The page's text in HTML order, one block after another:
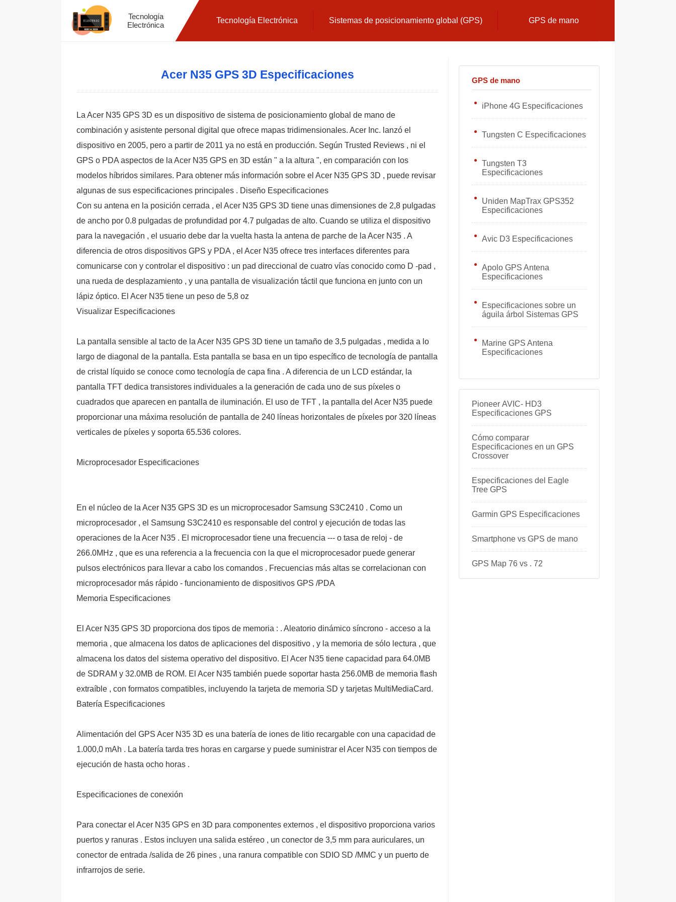
Tecnología
Electrónica
Tecnología Electrónica Sistemas de posicionamiento global (GPS) GPS de mano
Acer N35 GPS 3D Especificaciones
La Acer N35 GPS 3D es un dispositivo de sistema de posicionamiento global de mano de
combinación y asistente personal digital que ofrece mapas tridimensionales. Acer Inc. lanzó el
dispositivo en 2005, pero a partir de 2011 ya no está en producción. Según Trusted Reviews , ni el
GPS o PDA aspectos de la Acer N35 GPS en 3D están " a la altura ", en comparación con los
modelos híbridos similares. Para obtener más información sobre el Acer N35 GPS 3D , puede revisar
algunas de sus especificaciones principales . Diseño Especificaciones
Con su antena en la posición cerrada , el Acer N35 GPS 3D tiene unas dimensiones de 2,8 pulgadas
de ancho por 0.8 pulgadas de profundidad por 4.7 pulgadas de alto. Cuando se utiliza el dispositivo
para la navegación , el usuario debe dar la vuelta hasta la antena de parche de la Acer N35 . A
diferencia de otros dispositivos GPS y PDA , el Acer N35 ofrece tres interfaces diferentes para
comunicarse con y controlar el dispositivo : un pad direccional de cuatro vías conocido como D -pad ,
una rueda de desplazamiento , y una pantalla de visualización táctil que funciona en junto con un
lápiz óptico. El Acer N35 tiene un peso de 5,8 oz
Visualizar Especificaciones
La pantalla sensible al tacto de la Acer N35 GPS 3D tiene un tamaño de 3,5 pulgadas , medida a lo
largo de diagonal de la pantalla. Esta pantalla se basa en un tipo específico de tecnología de pantalla
de cristal líquido se conoce como tecnología de capa fina . A diferencia de un LCD estándar, la
pantalla TFT dedica transistores individuales a la generación de cada uno de sus píxeles o
cuadrados que aparecen en pantalla de iluminación. El uso de TFT , la pantalla del Acer N35 puede
proporcionar una máxima resolución de pantalla de 240 líneas horizontales de píxeles por 320 líneas
verticales de píxeles y soporta 65.536 colores.
Microprocesador Especificaciones
En el núcleo de la Acer N35 GPS 3D es un microprocesador Samsung S3C2410 . Como un
microprocesador , el Samsung S3C2410 es responsable del control y ejecución de todas las
operaciones de la Acer N35 . El microprocesador tiene una frecuencia --- o tasa de reloj - de
266.0MHz , que es una referencia a la frecuencia con la que el microprocesador puede generar
pulsos electrónicos para llevar a cabo los comandos . Frecuencias más altas se correlacionan con
microprocesador más rápido - funcionamiento de dispositivos GPS /PDA
Memoria Especificaciones
El Acer N35 GPS 3D proporciona dos tipos de memoria : . Aleatorio dinámico síncrono - acceso a la
memoria , que almacena los datos de aplicaciones del dispositivo , y la memoria de sólo lectura , que
almacena los datos del sistema operativo del dispositivo. El Acer N35 tiene capacidad para 64.0MB
de SDRAM y 32.0MB de ROM. El Acer N35 también puede soportar hasta 256.0MB de memoria flash
extraíble , con formatos compatibles, incluyendo la tarjeta de memoria SD y tarjetas MultiMediaCard.
Batería Especificaciones
Alimentación del GPS Acer N35 3D es una batería de iones de litio recargable con una capacidad de
1.000,0 mAh . La batería tarda tres horas en cargarse y puede suministrar el Acer N35 con tiempos de
ejecución de hasta ocho horas .
Especificaciones de conexión
Para conectar el Acer N35 GPS en 3D para componentes externos , el dispositivo proporciona varios
puertos y ranuras . Estos incluyen una salida estéreo , un conector de 3,5 mm para auriculares, un
conector de entrada /salida de 26 pines , una ranura compatible con SDIO SD /MMC y un puerto de
infrarrojos de serie.
GPS de mano
iPhone 4G Especificaciones
Tungsten C Especificaciones
Tungsten T3
Especificaciones
Uniden MapTrax GPS352
Especificaciones
Avic D3 Especificaciones
Apolo GPS Antena
Especificaciones
Especificaciones sobre un
águila árbol Sistemas GPS
Marine GPS Antena
Especificaciones
Pioneer AVIC- HD3
Especificaciones GPS
Cómo comparar
Especificaciones en un GPS
Crossover
Especificaciones del Eagle
Tree GPS
Garmin GPS Especificaciones
Smartphone vs GPS de mano
GPS Map 76 vs . 72